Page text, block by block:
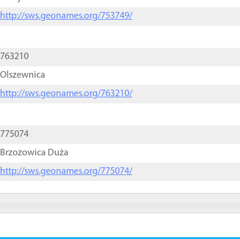
http://sws.geonames.org/753749/
763210
Olszewnica
http://sws.geonames.org/763210/
775074
Brzozowica Duża
http://sws.geonames.org/775074/